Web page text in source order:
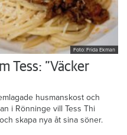
Foto: Frida Ekman
Tess: ”Väcker
husmanskost och
i Rönninge vill Tess Thi
skapa nya åt sina söner.